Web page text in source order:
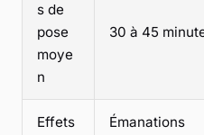
s de
pose
moye
n
30 à 45
Effets
Émanations